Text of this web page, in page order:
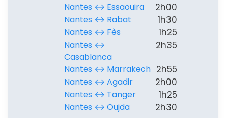
Nantes ↔︎ Essaouira
2h00
Nantes ↔︎ Rabat 1h30
Nantes ↔︎ Fès 1h25
Nantes ↔︎
Casablanca
2h35
Nantes ↔︎ Marrakech 2h55
Nantes ↔︎ Agadir 2h00
Nantes ↔︎ Tanger 1h25
Nantes ↔︎ Oujda 2h30